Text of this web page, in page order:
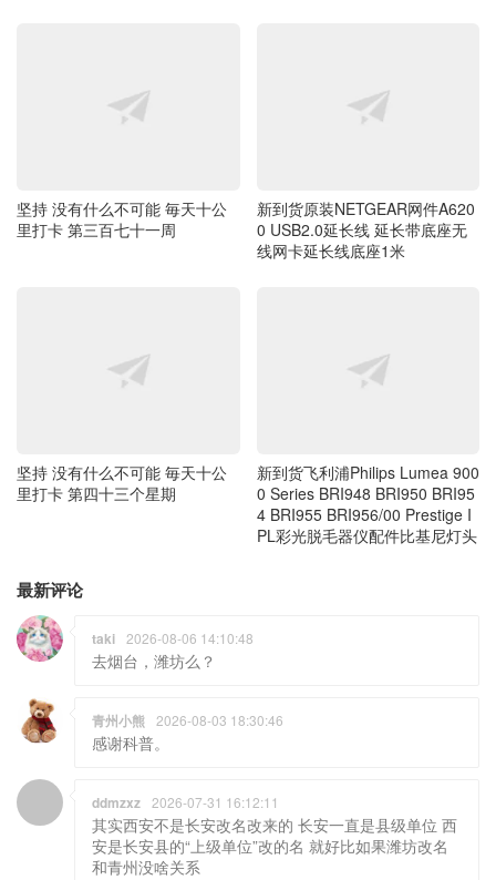
坚持 没有什么不可能 毎天十公
里打卡 第三百七十一周
新到货原装NETGEAR网件A620
0 USB2.0延长线 延长带底座无
线网卡延长线底座1米
坚持 没有什么不可能 毎天十公
里打卡 第四十三个星期
新到货飞利浦Philips Lumea 900
0 Series BRI948 BRI950 BRI95
4 BRI955 BRI956/00 Prestige I
PL彩光脱毛器仪配件比基尼灯头
最新评论
taki 2026-08-06 14:10:48
去烟台，潍坊么？
青州小熊 2026-08-03 18:30:46
感谢科普。
ddmzxz 2026-07-31 16:12:11
其实西安不是长安改名改来的 长安一直是县级单位 西
安是长安县的“上级单位”改的名 就好比如果潍坊改名
和青州没啥关系